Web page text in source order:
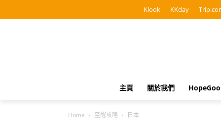
Klook KKday
主頁 關於我們
Home 至醒攻略 日本